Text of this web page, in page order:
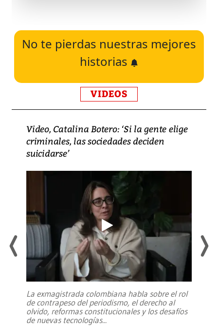
No te pierdas nuestras mejores
historias
VIDEOS
Video, Catalina Botero: ‘Si la gente elige
criminales, las sociedades deciden
suicidarse’
La exmagistrada colombiana habla sobre el rol
de contrapeso del periodismo, el derecho al
olvido, reformas constitucionales y los desafíos
de nuevas tecnologías...